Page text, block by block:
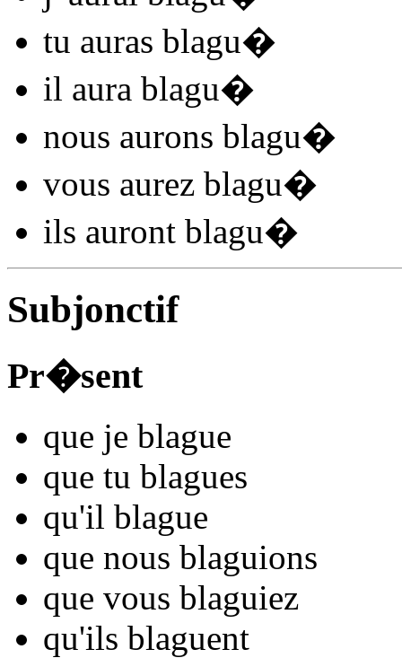
tu auras blagu�
il aura blagu�
nous aurons blagu�
vous aurez blagu�
ils auront blagu�
Subjonctif
Pr�sent
que je blague
que tu blagues
qu'il blague
que nous blaguions
que vous blaguiez
qu'ils blaguent